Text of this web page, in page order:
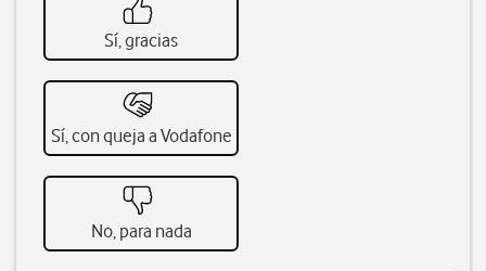
Sí, gracias
Sí, con queja a Vodafone
No, para nada